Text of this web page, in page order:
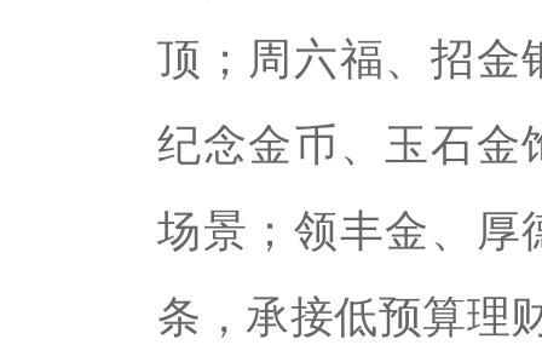
顶；周六福、招金
纪念金币、玉石金
场景；领丰金、厚
条，承接低预算理